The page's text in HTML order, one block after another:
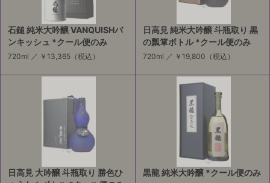
石鎚 純米大吟醸 VANQUISHバ
ンキッシュ *クール便のみ
720ml ／ ￥13,365 （税込）
日高見 純米大吟醸 斗瓶取り 黒
の瓢箪ボトル *クール便のみ
720ml ／ ￥19,800 （税込）
日高見 大吟醸 斗瓶取り 勝色ひ
黒龍 純米大吟醸 *クール便のみ